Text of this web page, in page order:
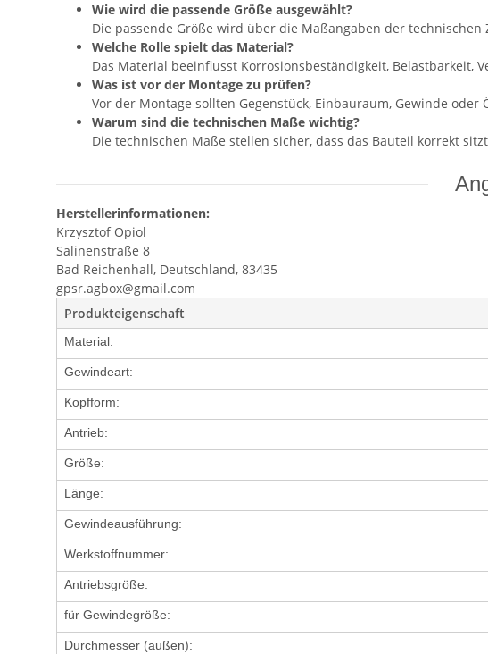
Wie wird die passende Größe ausgewählt?
Die passende Größe wird über die Maßangaben der
Welche Rolle spielt das Material?
Das Material beeinflusst Korrosionsbeständigkeit,
Was ist vor der Montage zu prüfen?
Vor der Montage sollten Gegenstück, Einbauraum, Gewinde
Warum sind die technischen Maße wichtig?
Die technischen Maße stellen sicher, dass das Bauteil korrekt
Herstellerinformationen:
Krzysztof Opiol
Salinenstraße 8
Bad Reichenhall, Deutschland, 83435
gpsr.agbox@gmail.com
Produkteigenschaft
Material:
Gewindeart:
Kopfform:
Antrieb:
Größe:
Länge:
Gewindeausführung:
Werkstoffnummer:
Antriebsgröße:
für Gewindegröße:
Durchmesser (außen):